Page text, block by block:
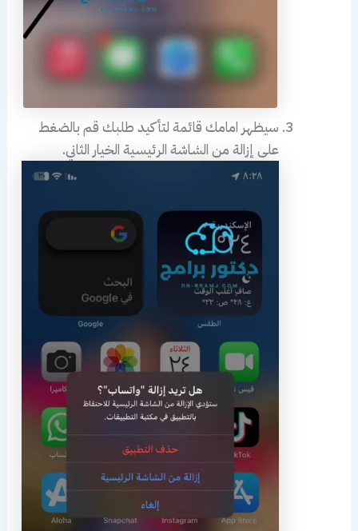
سيظهر امامك قائمة لتأكيد طلبك قم بالضغط
على إزالة من الشاشة الرئيسية الخيار الثاني.